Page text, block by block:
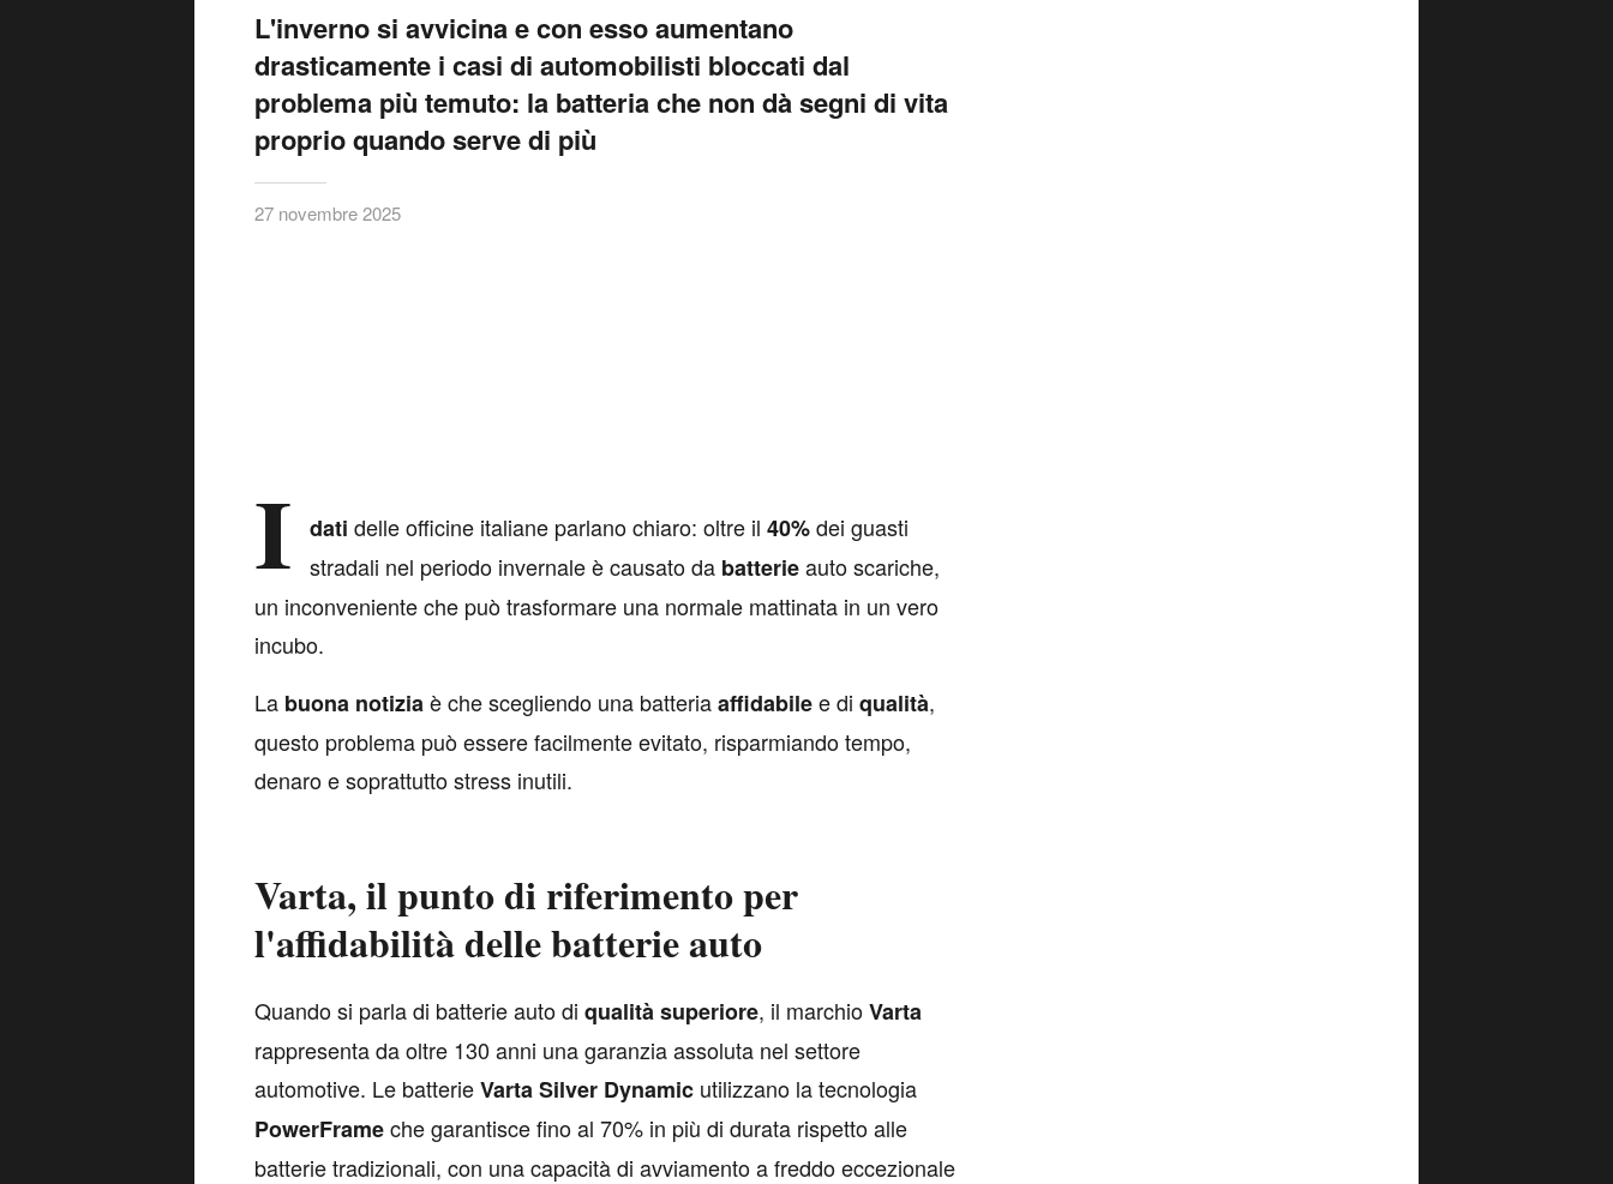
L'inverno si avvicina e con esso aumentano
drasticamente i casi di automobilisti bloccati dal
problema più temuto: la batteria che non dà segni di vita
proprio quando serve di più
27 novembre 2025
I dati delle officine italiane parlano chiaro: oltre il 40%dei guasti
stradali nel periodo invernale è causato da batterieauto scariche,
un inconveniente che può trasformare una normale mattinata in un vero
incubo.
La buona notiziaè che scegliendo una batteriaaffidabilee di qualità,
questo problema può essere facilmente evitato, risparmiando tempo,
denaro e soprattutto stress inutili.
Varta, il punto di riferimento per
l'affidabilità delle batterie auto
Quando si parla di batterie auto di qualitàsuperiore, il marchioVarta
rappresenta da oltre 130 anni una garanzia assoluta nel settore
automotive. Le batterieVartaSilver Dynamic utilizzano la tecnologia
PowerFrameche garantisce fino al 70% in più di durata rispetto alle
batterie tradizionali, con una capacità di avviamento a freddo eccezionale